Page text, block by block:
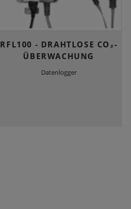
RFL100 - DRAHTLOSE CO₂-
ÜBERWACHUNG
Datenlogger